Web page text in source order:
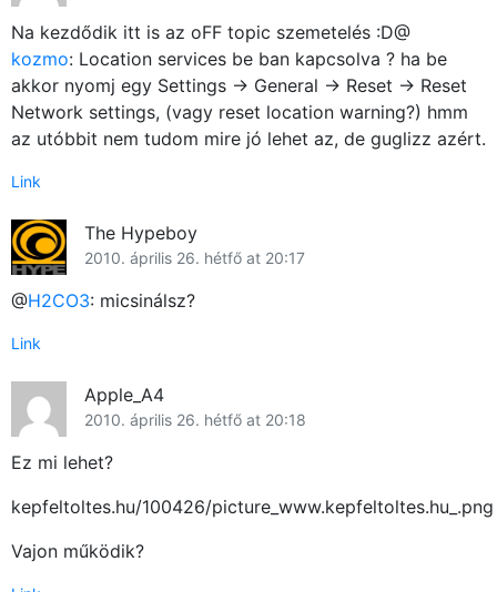
Na kezdődik itt is az oFF topic szemetelés :D@
kozmo: Location services be ban kapcsolva ? ha be
akkor nyomj egy Settings -> General -> Reset -> Reset
Network settings, (vagy reset location warning?) hmm
az utóbbit nem tudom mire jó lehet az, de guglizz azért.
Link
The Hypeboy
2010. április 26. hétfő at 20:17
@H2CO3: micsinálsz?
Link
Apple_A4
2010. április 26. hétfő at 20:18
Ez mi lehet?
kepfeltoltes.hu/100426/picture_www.kepfeltoltes.hu_.png
Vajon működik?